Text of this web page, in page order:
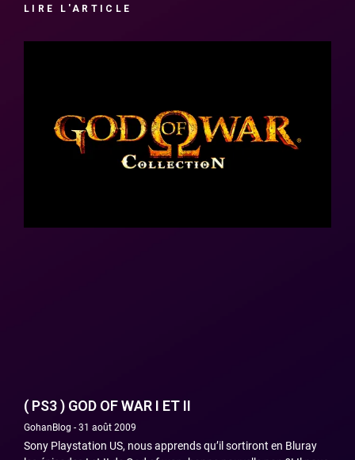
LIRE L'ARTICLE
( PS3 ) GOD OF WAR I ET II
GohanBlog 31 août 2009
Sony Playstation US, nous apprends qu’il sortiront en Bluray